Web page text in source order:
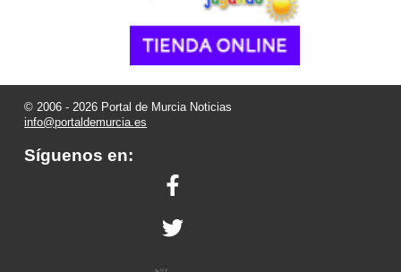
© 2006 - 2026 Portal de Murcia Noticias
info@portaldemurcia.es
Síguenos en: